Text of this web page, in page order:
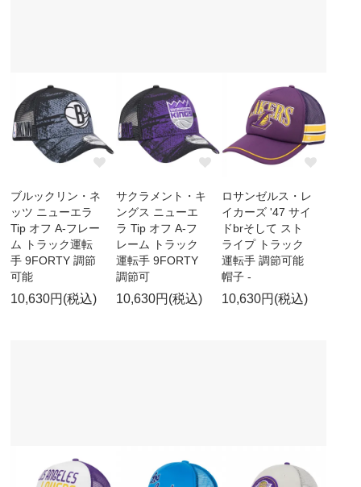
ブルックリン・ネ
ッツ ニューエラ
Tip オフ A-フレー
ム トラック運転
手 9FORTY 調節
可能
10,630円(税込)
サクラメント・キ
ングス ニューエ
ラ Tip オフ A-フ
レーム トラック
運転手 9FORTY
調節可
10,630円(税込)
ロサンゼルス・レ
イカーズ '47 サイ
ドbrそして スト
ライプ トラック
運転手 調節可能
帽子 -
10,630円(税込)